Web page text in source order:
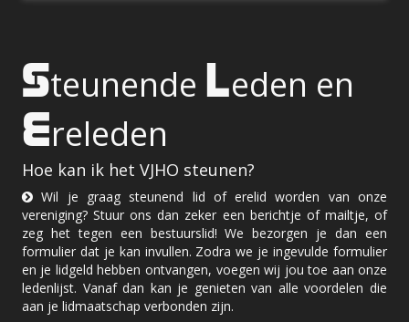
Steunende Leden en
Ereleden
Hoe kan ik het VJHO steunen?
Wil je graag steunend lid of erelid worden van onze
vereniging? Stuur ons dan zeker een berichtje of mailtje, of
zeg het tegen een bestuurslid! We bezorgen je dan een
formulier dat je kan invullen. Zodra we je ingevulde formulier
en je lidgeld hebben ontvangen, voegen wij jou toe aan onze
ledenlijst. Vanaf dan kan je genieten van alle voordelen die
aan je lidmaatschap verbonden zijn.